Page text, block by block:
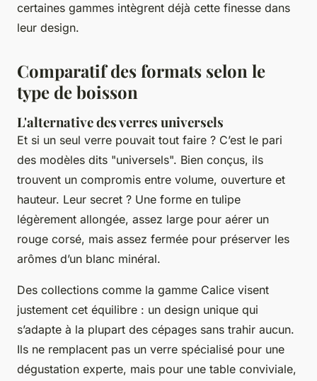
certaines gammes intègrent déjà cette finesse dans
leur design.
Comparatif des formats selon le
type de boisson
L'alternative des verres universels
Et si un seul verre pouvait tout faire ? C’est le pari
des modèles dits "universels". Bien conçus, ils
trouvent un compromis entre volume, ouverture et
hauteur. Leur secret ? Une forme en tulipe
légèrement allongée, assez large pour aérer un
rouge corsé, mais assez fermée pour préserver les
arômes d’un blanc minéral.
Des collections comme la gamme Calice visent
justement cet équilibre : un design unique qui
s’adapte à la plupart des cépages sans trahir aucun.
Ils ne remplacent pas un verre spécialisé pour une
dégustation experte, mais pour une table conviviale,